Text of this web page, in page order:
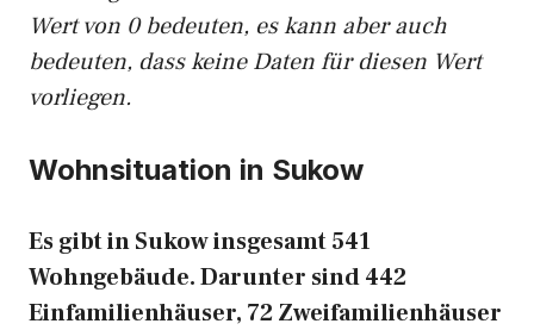
Wert von 0 bedeuten, es kann aber auch
bedeuten, dass keine Daten für diesen Wert
vorliegen.
Wohnsituation in Sukow
Es gibt in Sukow insgesamt 541
Wohngebäude. Darunter sind 442
Einfamilienhäuser, 72 Zweifamilienhäuser